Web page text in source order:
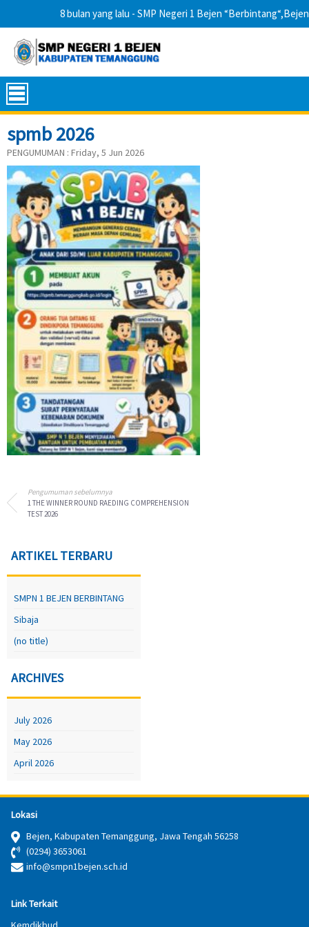
8 bulan yang lalu- SMP Negeri 1 Bejen
spmb 2026
PENGUMUMAN : Friday, 5 Jun 2026
Pengumuman sebelumnya
1 THE WINNER ROUND RAEDING COMPREHENSION
TEST 2026
ARTIKEL TERBARU
SMPN 1 BEJEN BERBINTANG
Sibaja
(no title)
ARCHIVES
July 2026
May 2026
April 2026
Lokasi
Bejen, Kabupaten Temanggung, Jawa Tengah 56258
(0294) 3653061
info@smpn1bejen.sch.id
Link Terkait